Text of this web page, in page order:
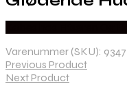
Varenummer (SKU):
Previous Product
Next Product